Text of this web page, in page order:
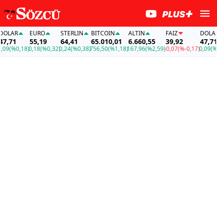
EURO
55,19
0,18(%0,32)
STERLIN
64,41
0,24(%0,38)
BITCOIN
65.010,01
756,50(%1,18)
ALTIN
6.660,55
167,96(%2,59)
FAİZ
39,92
-0,07(%-0,17)
DOLAR
47,71
0,09